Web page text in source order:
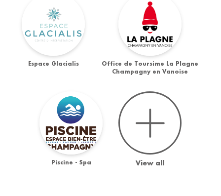
Espace Glacialis
Office de Toursime La Plagne
Champagny en Vanoise
Piscine - Spa View all